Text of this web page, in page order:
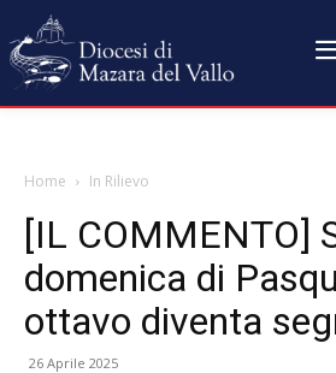
Home In Rilievo
[IL COMMENTO]
domenica di
ottavo diventa
26 Aprile 2025